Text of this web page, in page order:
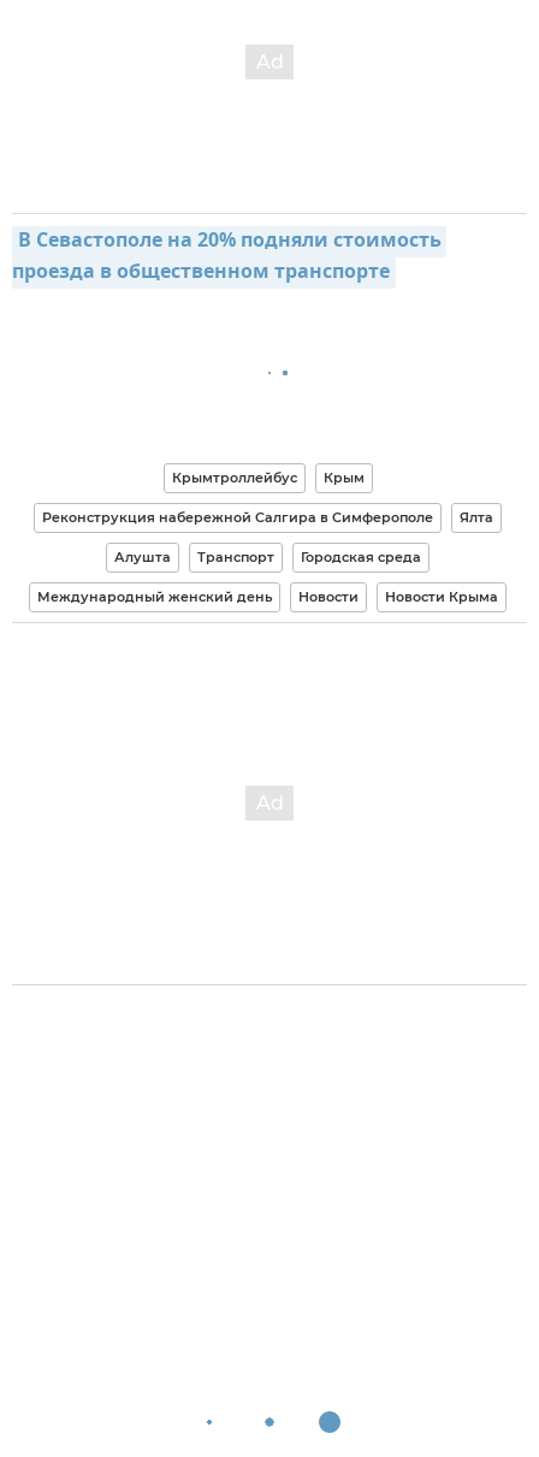
В Севастополе на 20% подняли стоимость
проезда в общественном транспорте
Крымтроллейбус Крым
Реконструкция набережной Салгира в Симферополе Ялта
Алушта Транспорт Городская среда
Международный женский день Новости Новости Крыма